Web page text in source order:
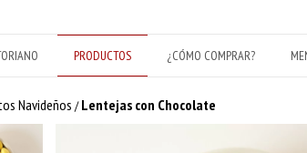
PRODUCTOS ¿CÓMO COMPRAR?
Navideños / Lentejas con Chocolate